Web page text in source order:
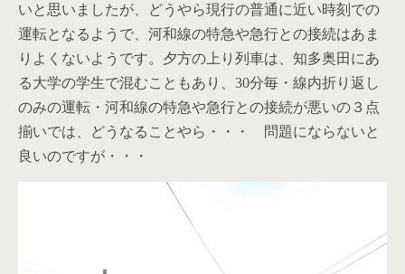
いと思いましたが、どうやら現行の普通に近い時刻での
運転となるようで、河和線の特急や急行との接続はあま
りよくないようです。夕方の上り列車は、知多奥田にあ
る大学の学生で混むこともあり、30分毎・線内折り返し
のみの運転・河和線の特急や急行との接続が悪いの３点
揃いでは、どうなることやら・・・ 問題にならないと
良いのですが・・・